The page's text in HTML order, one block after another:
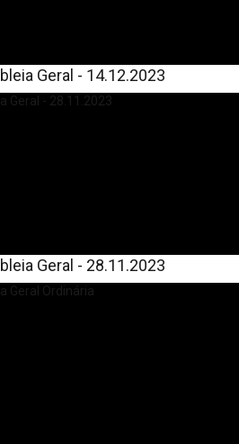
Geral - 14.12.2023
Geral - 28.11.2023